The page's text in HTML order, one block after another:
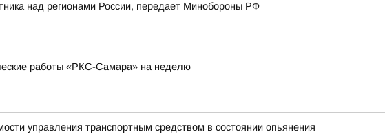
над регионами России, передает Минобороны РФ
работы «РКС-Самара» на неделю
управления транспортным средством в состоянии опьянения